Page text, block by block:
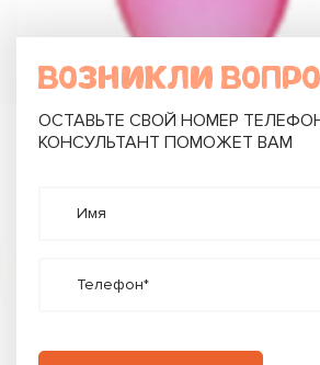
ВОЗНИКЛИ
ОСТАВЬТЕ СВОЙ НОМЕР
КОНСУЛЬТАНТ ПОМОЖЕТ ВАМ
Имя
Телефон*